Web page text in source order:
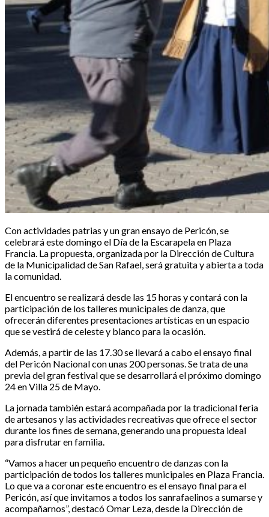
Con actividades patrias y un gran ensayo de Pericón, se
celebrará este domingo el Día de la Escarapela en Plaza
Francia. La propuesta, organizada por la Dirección de Cultura
de la Municipalidad de San Rafael, será gratuita y abierta a toda
la comunidad.
El encuentro se realizará desde las 15 horas y contará con la
participación de los talleres municipales de danza, que
ofrecerán diferentes presentaciones artísticas en un espacio
que se vestirá de celeste y blanco para la ocasión.
Además, a partir de las 17.30 se llevará a cabo el ensayo final
del Pericón Nacional con unas 200 personas. Se trata de una
previa del gran festival que se desarrollará el próximo domingo
24 en Villa 25 de Mayo.
La jornada también estará acompañada por la tradicional feria
de artesanos y las actividades recreativas que ofrece el sector
durante los fines de semana, generando una propuesta ideal
para disfrutar en familia.
“Vamos a hacer un pequeño encuentro de danzas con la
participación de todos los talleres municipales en Plaza Francia.
Lo que va a coronar este encuentro es el ensayo final para el
Pericón, así que invitamos a todos los sanrafaelinos a sumarse y
acompañarnos”, destacó Omar Leza, desde la Dirección de